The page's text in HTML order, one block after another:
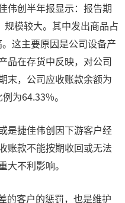
伟创半年报显示：报告期
模较大。其中发出商品占
这主要原因是公司设备产
品在存货中反映，对公司
末，公司应收账款余额为
为64.33%。
是捷佳伟创因下游客户经
账款不能按期收回或无法
大不利影响。
的客户的惩罚，也是维护